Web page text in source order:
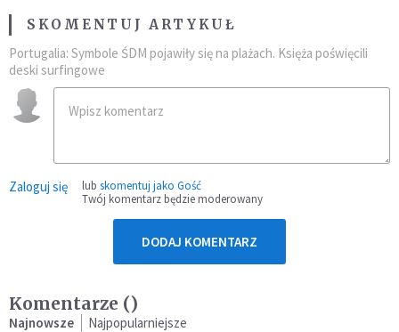
SKOMENTUJ ARTYKUŁ
Portugalia: Symbole ŚDM pojawiły się na plażach. Księża poświęcili
deski surfingowe
Zaloguj się lub skomentuj jako Gość
Twój komentarz będzie moderowany
DODAJ KOMENTARZ
Komentarze ()
Najnowsze Najpopularniejsze